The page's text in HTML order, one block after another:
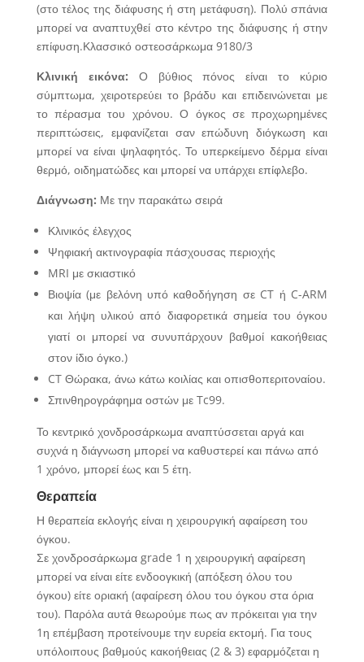
(στο τέλος της διάφυσης ή στη μετάφυση). Πολύ σπάνια
μπορεί να αναπτυχθεί στο κέντρο της διάφυσης ή στην
επίφυση.Κλασσικό οστεοσάρκωμα 9180/3
Κλινική εικόνα: Ο βύθιος πόνος είναι το κύριο
σύμπτωμα, χειροτερεύει το βράδυ και επιδεινώνεται με
το πέρασμα του χρόνου. Ο όγκος σε προχωρημένες
περιπτώσεις, εμφανίζεται σαν επώδυνη διόγκωση και
μπορεί να είναι ψηλαφητός. Το υπερκείμενο δέρμα είναι
θερμό, οιδηματώδες και μπορεί να υπάρχει επίφλεβο.
Διάγνωση: Με την παρακάτω σειρά
Κλινικός έλεγχος
Ψηφιακή ακτινογραφία πάσχουσας περιοχής
MRI με σκιαστικό
Βιοψία (με βελόνη υπό καθοδήγηση σε CT ή C-ARM
και λήψη υλικού από διαφορετικά σημεία του όγκου
γιατί οι μπορεί να συνυπάρχουν βαθμοί κακοήθειας
στον ίδιο όγκο.)
CT Θώρακα, άνω κάτω κοιλίας και οπισθοπεριτοναίου.
Σπινθηρογράφημα οστών με Tc99.
Το κεντρικό χονδροσάρκωμα αναπτύσσεται αργά και
συχνά η διάγνωση μπορεί να καθυστερεί και πάνω από
1 χρόνο, μπορεί έως και 5 έτη.
Θεραπεία
Η θεραπεία εκλογής είναι η χειρουργική αφαίρεση του
όγκου.
Σε χονδροσάρκωμα grade 1 η χειρουργική αφαίρεση
μπορεί να είναι είτε ενδοογκική (απόξεση όλου του
όγκου) είτε οριακή (αφαίρεση όλου του όγκου στα όρια
του). Παρόλα αυτά θεωρούμε πως αν πρόκειται για την
1η επέμβαση προτείνουμε την ευρεία εκτομή. Για τους
υπόλοιπους βαθμούς κακοήθειας (2 & 3) εφαρμόζεται η